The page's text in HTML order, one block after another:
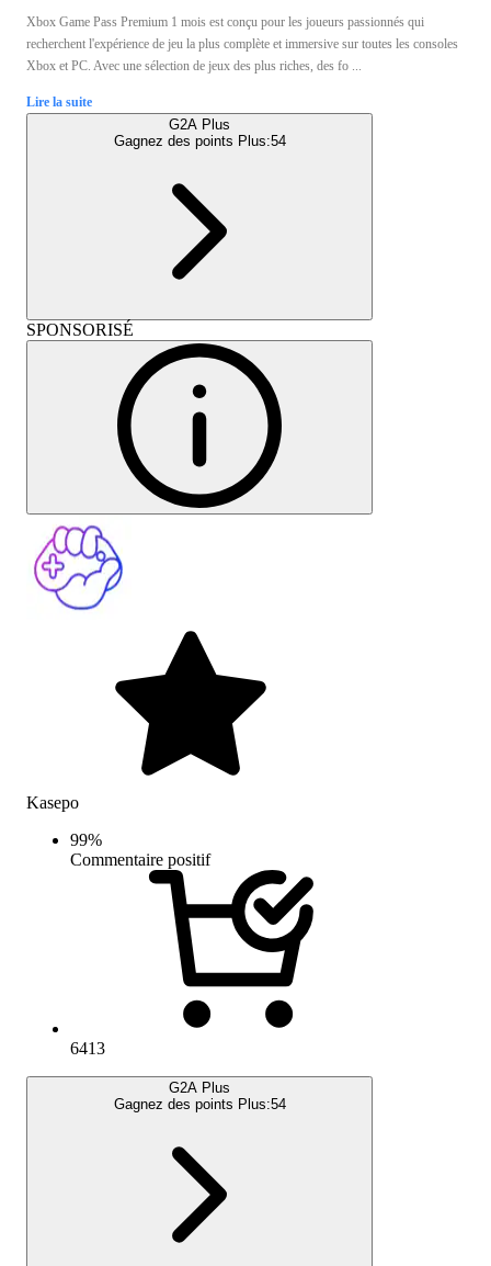
Xbox Game Pass Premium 1 mois est conçu pour les joueurs passionnés qui
recherchent l'expérience de jeu la plus complète et immersive sur toutes les consoles
Xbox et PC. Avec une sélection de jeux des plus riches, des fo ...
Lire la suite
G2A Plus
Gagnez des points Plus:54
SPONSORISÉ
Kasepo
99%
Commentaire positif
6413
G2A Plus
Gagnez des points Plus:54